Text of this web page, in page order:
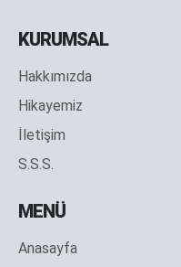
KURUMSAL
Hakkımızda
Hikayemiz
İletişim
S.S.S.
MENÜ
Anasayfa